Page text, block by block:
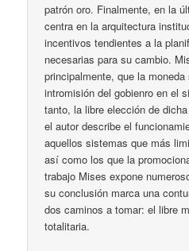
patrón oro. Finalmente, en la
centra en la arquitectura
incentivos tendientes a la
necesarias para su cambio.
principalmente, que la
intromisión del gobienro en el
tanto, la libre elección de
el autor describe el
aquellos sistemas que más
así como los que la
trabajo Mises expone
su conclusión marca una
dos caminos a tomar: el libre
totalitaria.